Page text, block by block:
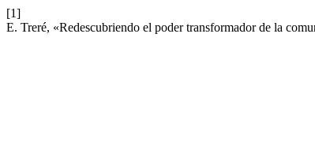
[1]
E. Treré, «Redescubriendo el poder transformador de la